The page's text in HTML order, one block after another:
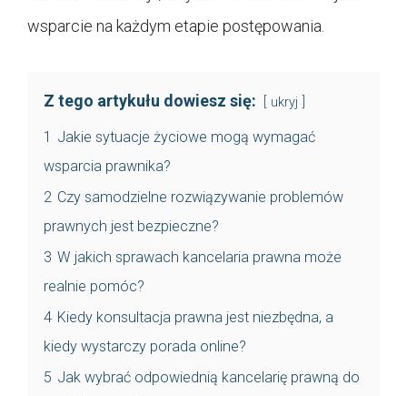
wsparcie na każdym etapie postępowania.
Z tego artykułu dowiesz się: ukryj
1 Jakie sytuacje życiowe mogą wymagać
wsparcia prawnika?
2 Czy samodzielne rozwiązywanie problemów
prawnych jest bezpieczne?
3 W jakich sprawach kancelaria prawna może
realnie pomóc?
4 Kiedy konsultacja prawna jest niezbędna, a
kiedy wystarczy porada online?
5 Jak wybrać odpowiednią kancelarię prawną do